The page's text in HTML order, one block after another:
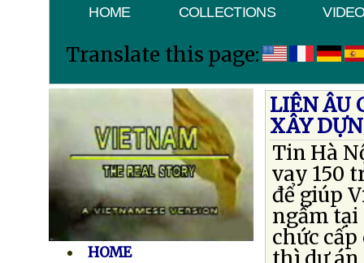
HOME COLLECTIONS
Translate this page:
HOME
LIÊN ÂU
XÂY
Tin Hà
vay 150
để giúp
ngầm tại
chức cấp